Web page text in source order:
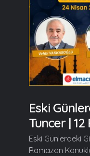
Eski
Tuncer |
Eski Günlerdeki
Ramazan